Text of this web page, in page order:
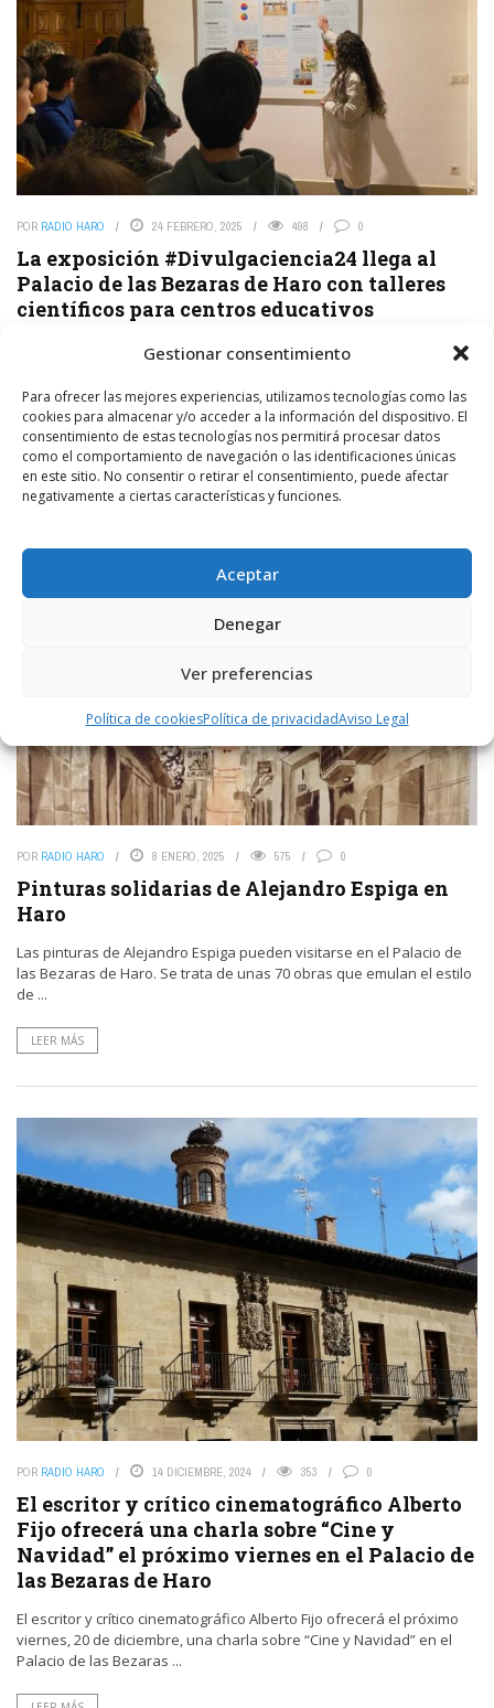
Gestionar consentimiento
Para ofrecer las mejores experiencias, utilizamos tecnologías como las
cookies para almacenar y/o acceder a la información del dispositivo. El
consentimiento de estas tecnologías nos permitirá procesar datos
como el comportamiento de navegación o las identificaciones únicas
en este sitio. No consentir o retirar el consentimiento, puede afectar
negativamente a ciertas características y funciones.
Aceptar
Denegar
Ver preferencias
Política de cookiesPolítica de privacidadAviso Legal
POR RADIO HARO 24 FEBRERO, 2025 498 0
La exposición #Divulgaciencia24 llega al
Palacio de las Bezaras de Haro con talleres
científicos para centros educativos
Fundación Caja Rioja organiza en Haro la exposición
realizados por estudiantes de La Rioja. La muestra podrá ...
LEER MÁS
POR RADIO HARO 8 ENERO, 2025 575 0
Pinturas solidarias de Alejandro Espiga en
Haro
Las pinturas de Alejandro Espiga pueden visitarse en el Palacio de
las Bezaras de Haro. Se trata de unas 70 obras que emulan el estilo
de ...
LEER MÁS
POR RADIO HARO 14 DICIEMBRE, 2024 353 0
El escritor y crítico cinematográfico Alberto
Fijo ofrecerá una charla sobre “Cine y
Navidad” el próximo viernes en el Palacio de
las Bezaras de Haro
El escritor y crítico cinematográfico Alberto Fijo ofrecerá el próximo
viernes, 20 de diciembre, una charla sobre “Cine y Navidad” en el
Palacio de las Bezaras ...